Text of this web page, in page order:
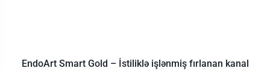
EndoArt Smart Gold – İstiliklə işlənmiş fırlanan kanal